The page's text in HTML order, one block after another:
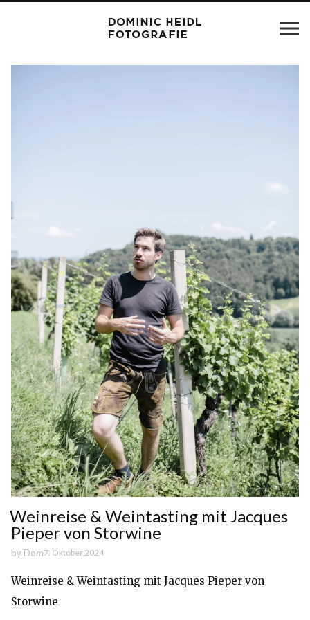
Weinreise & Weintasting mit Jacques
Pieper von Storwine
by Dom7. Oktober 2024
Weinreise & Weintasting mit Jacques Pieper von
Storwine